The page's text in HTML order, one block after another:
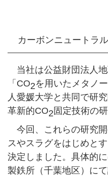
カーボンニュートラ
当社は公益財団法人
「CO2を用いたメタノ
人愛媛大学と共同で研
革新的CO2 固定技術の
今回、これらの研究
スやスラグをはじめと
決定しました。具体的
製鉄所（千葉地区）に